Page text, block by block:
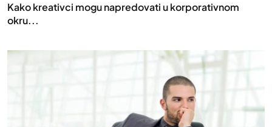
Kako kreativci mogu napredovati u korporativnom
okru...